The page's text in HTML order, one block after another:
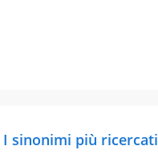
I sinonimi più ricercati